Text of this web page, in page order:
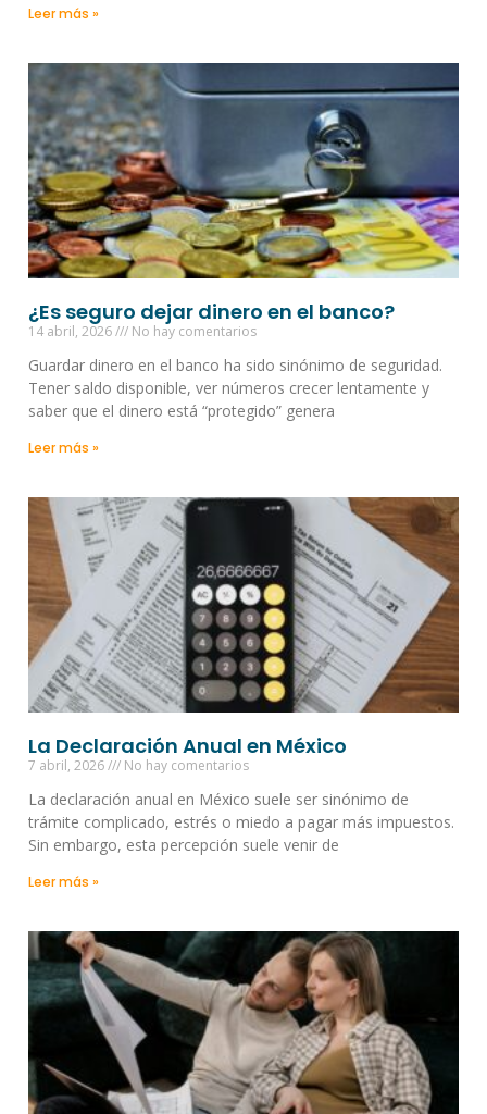
Leer más »
¿Es seguro dejar dinero en el banco?
14 abril, 2026 No hay comentarios
Guardar dinero en el banco ha sido sinónimo de seguridad.
Tener saldo disponible, ver números crecer lentamente y
saber que el dinero está “protegido” genera
Leer más »
La Declaración Anual en México
7 abril, 2026 No hay comentarios
La declaración anual en México suele ser sinónimo de
trámite complicado, estrés o miedo a pagar más impuestos.
Sin embargo, esta percepción suele venir de
Leer más »